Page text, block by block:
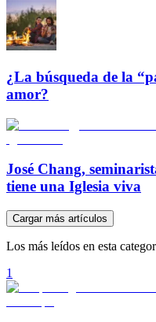
¿La búsqueda de la
amor?
José Chang,
tiene una Iglesia viva
Cargar más artículos
Los más leídos en esta
1